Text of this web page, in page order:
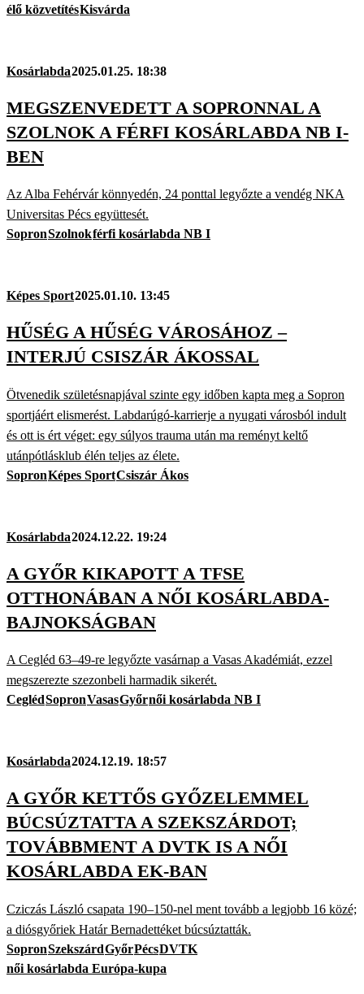
élő közvetítésKisvárda
Kosárlabda2025.01.25. 18:38
MEGSZENVEDETT A SOPRONNAL A
SZOLNOK A FÉRFI KOSÁRLABDA NB I-
BEN
Az Alba Fehérvár könnyedén, 24 ponttal legyőzte a vendég NKA
Universitas Pécs együttesét.
SopronSzolnokférfi kosárlabda NB I
Képes Sport2025.01.10. 13:45
HŰSÉG A HŰSÉG VÁROSÁHOZ –
INTERJÚ CSISZÁR ÁKOSSAL
Ötvenedik születésnapjával szinte egy időben kapta meg a Sopron
sportjáért elismerést. Labdarúgó-karrierje a nyugati városból indult
és ott is ért véget: egy súlyos trauma után ma reményt keltő
utánpótlásklub élén teljes az élete.
SopronKépes SportCsiszár Ákos
Kosárlabda2024.12.22. 19:24
A GYŐR KIKAPOTT A TFSE
OTTHONÁBAN A NŐI KOSÁRLABDA-
BAJNOKSÁGBAN
A Cegléd 63–49-re legyőzte vasárnap a Vasas Akadémiát, ezzel
megszerezte szezonbeli harmadik sikerét.
CeglédSopronVasasGyőrnői kosárlabda NB I
Kosárlabda2024.12.19. 18:57
A GYŐR KETTŐS GYŐZELEMMEL
BÚCSÚZTATTA A SZEKSZÁRDOT;
TOVÁBBMENT A DVTK IS A NŐI
KOSÁRLABDA EK-BAN
Cziczás László csapata 190–150-nel ment tovább a legjobb 16 közé;
a diósgyőriek Határ Bernadettéket búcsúztatták.
SopronSzekszárdGyőrPécsDVTK
női kosárlabda Európa-kupa